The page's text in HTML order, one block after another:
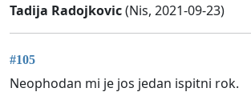
Tadija Radojkovic(Nis, 2021-09-23)
#105
Neophodan mi je jos jedan ispitni rok.